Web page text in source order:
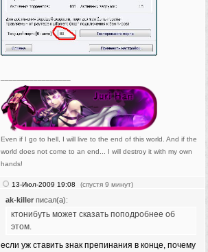
Even if I go to hell, I will live to the end of this world. And if the
world does not come to an end... I will destroy it with my own
hands!
13-Июл-2009 19:08 (спустя 9 минут)
ak-killer писал(а):
ктонибуть может сказать поподробнее об
этом.
если уж ставить знак препинания в конце, почему